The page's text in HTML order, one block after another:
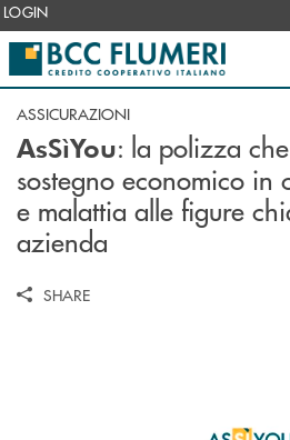
Salta al contenuto principale
LOGIN
ASSICURAZIONI
AsSìYou: la polizza
sostegno economico in
e malattia alle figure
azienda
SHARE